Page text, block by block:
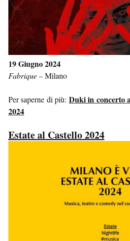
19 Giugno 2024
Fabrique–Milano
Per saperne di più: Duki in concerto
2024
Estate al Castello 2024